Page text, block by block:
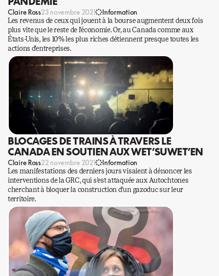
Claire Ross23 novembre 2021 Information
Les revenus de ceux qui jouent à la bourse augmentent deux fois
plus vite que le reste de l’économie. Or, au Canada comme aux
États-Unis, les 10% les plus riches détiennent presque toutes les
actions d’entreprises.
BLOCAGES DE TRAINS À TRAVERS LE
CANADA EN SOUTIEN AUX WET’SUWET’EN
Claire Ross22 novembre 2021 Information
Les manifestations des derniers jours visaient à dénoncer les
interventions de la GRC, qui s’est attaquée aux Autochtones
cherchant à bloquer la construction d’un gazoduc sur leur
territoire.